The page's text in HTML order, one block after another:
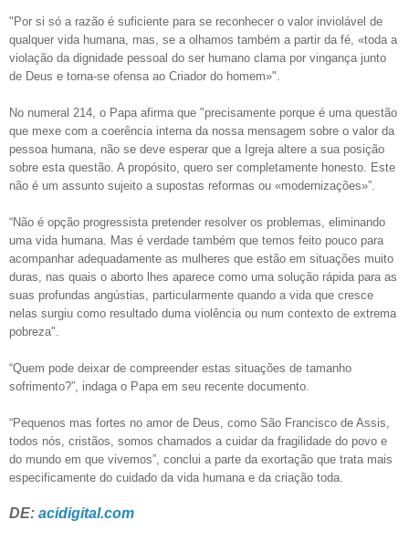
"Por si só a razão é suficiente para se reconhecer o valor inviolável de
qualquer vida humana, mas, se a olhamos também a partir da fé, «toda a
violação da dignidade pessoal do ser humano clama por vingança junto
de Deus e torna-se ofensa ao Criador do homem»".
No numeral 214, o Papa afirma que "precisamente porque é uma questão
que mexe com a coerência interna da nossa mensagem sobre o valor da
pessoa humana, não se deve esperar que a Igreja altere a sua posição
sobre esta questão. A propósito, quero ser completamente honesto. Este
não é um assunto sujeito a supostas reformas ou «modernizações»”.
“Não é opção progressista pretender resolver os problemas, eliminando
uma vida humana. Mas é verdade também que temos feito pouco para
acompanhar adequadamente as mulheres que estão em situações muito
duras, nas quais o aborto lhes aparece como uma solução rápida para as
suas profundas angústias, particularmente quando a vida que cresce
nelas surgiu como resultado duma violência ou num contexto de extrema
pobreza".
“Quem pode deixar de compreender estas situações de tamanho
sofrimento?”, indaga o Papa em seu recente documento.
“Pequenos mas fortes no amor de Deus, como São Francisco de Assis,
todos nós, cristãos, somos chamados a cuidar da fragilidade do povo e
do mundo em que vivemos”, conclui a parte da exortação que trata mais
especificamente do cuidado da vida humana e da criação toda.
DE: acidigital.com